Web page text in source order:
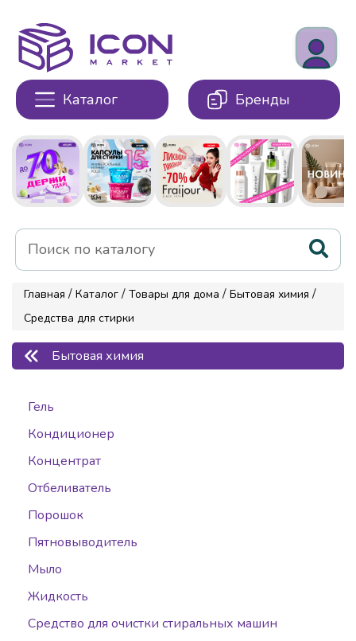
Каталог Бренды
Главная / Каталог / Товары для дома / Бытовая химия /
Средства для стирки
Бытовая химия
Гель
Кондиционер
Концентрат
Отбеливатель
Порошок
Пятновыводитель
Мыло
Жидкость
Средство для очистки стиральных машин